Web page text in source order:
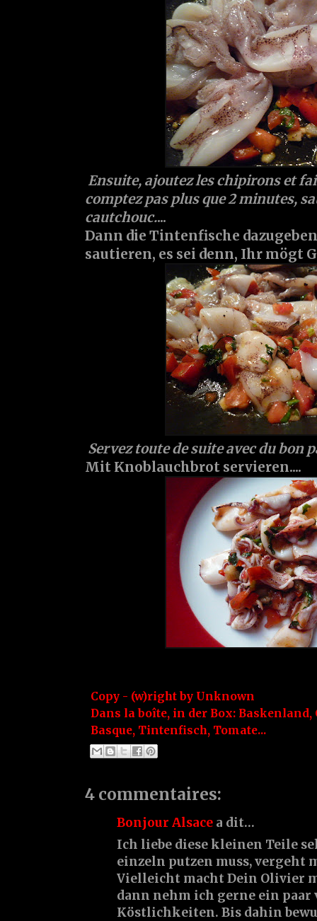
Ensuite, ajoutez les chipirons et
comptez pas plus que 2 minutes,
cautchouc....
Dann die Tintenfische
sautieren, es sei denn, Ihr mögt
Servez toute de suite avec du bon
Mit Knoblauchbrot servieren....
Copy - (w)right by Unknown
Dans la boîte, in der Box: Baskenland,
Basque, Tintenfisch, Tomate...
4 commentaires:
Bonjour Alsace a dit…
Ich liebe diese kleinen Teile
einzeln putzen muss, vergeht
Vielleicht macht Dein Olivier
dann nehm ich gerne ein paar
Köstlichkeiten. Bis dahin